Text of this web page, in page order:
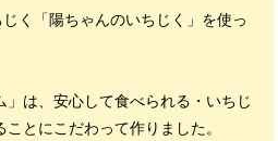
く「陽ちゃんのいちじく」を使っ
」は、安心して食べられる・いちじ
とにこだわって作りました。